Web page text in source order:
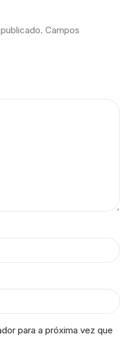
Campos
para a próxima vez que